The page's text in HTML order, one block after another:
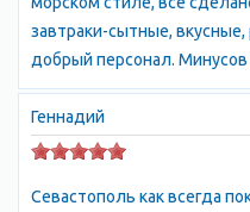
Вид на Севастопольскую
Южная бухта
Достопримечательности
Севастополь - это один из
следы истории можно
тяжелых временах
панорама «Оборона
завтраки-сытные,
добрый персонал. Минусов
Геннадий
Севастополь как всегда